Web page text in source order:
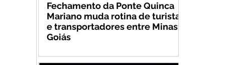
Fechamento da Ponte Quinca
Mariano muda rotina de turistas
e transportadores entre Minas e
Goiás